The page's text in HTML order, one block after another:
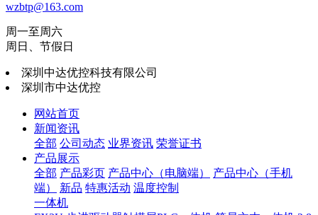
wzbtp@163.com
周一至周六
周日、节假日
深圳中达优控科技有限公司
深圳市中达优控
网站首页
新闻资讯
全部 公司动态 业界资讯 荣誉证书
产品展示
全部 产品彩页 产品中心（电脑端）
产品中心（手机
端）
新品 特惠活动 温度控制
一体机